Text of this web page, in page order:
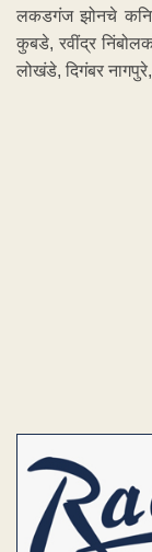
लकडगंज झोनचे
कुबडे, रवींद्र
लोखंडे, दिगंबर